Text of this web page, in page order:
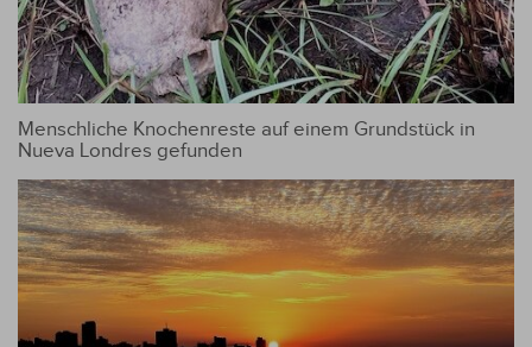
Menschliche Knochenreste auf einem Grundstück in
Nueva Londres gefunden